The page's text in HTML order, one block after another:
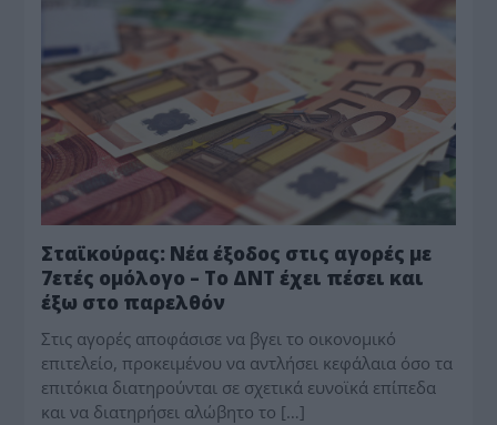
Σταϊκούρας: Νέα έξοδος στις αγορές με
7ετές ομόλογο – Το ΔΝΤ έχει πέσει και
έξω στο παρελθόν
Στις αγορές αποφάσισε να βγει το οικονομικό
επιτελείο, προκειμένου να αντλήσει κεφάλαια όσο τα
επιτόκια διατηρούνται σε σχετικά ευνοϊκά επίπεδα
και να διατηρήσει αλώβητο το […]